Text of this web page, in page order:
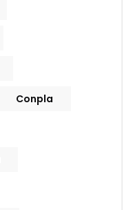
Conpla